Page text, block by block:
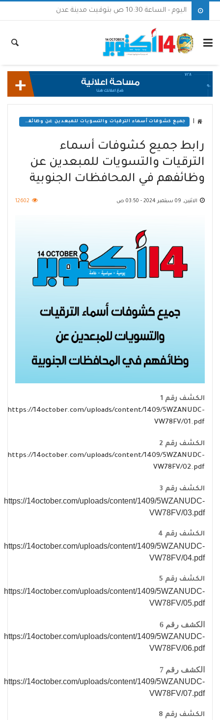
اليوم - الساعة 10:30 ص بتوقيت مدينة عدن
جميع كشوفات أسماء الترقيات والتسويات للمبعدين عن وظائفهم في المحافظات الجنوبية
رابط جميع كشوفات أسماء
الترقيات والتسويات للمبعدين عن
وظائفهم في المحافظات الجنوبية
الاثنين, 09 سبتمبر 2024 - 03:50 ص 12602
الكشف رقم 1
https://14october.com/uploads/content/1409/5WZANUDC-
VW78FV/01.pdf
الكشف رقم 2
https://14october.com/uploads/content/1409/5WZANUDC-
VW78FV/02.pdf
الكشف رقم 3
https://14october.com/uploads/content/1409/5WZANUDC-
VW78FV/03.pdf
الكشف رقم 4
https://14october.com/uploads/content/1409/5WZANUDC-
VW78FV/04.pdf
الكشف رقم 5
https://14october.com/uploads/content/1409/5WZANUDC-
VW78FV/05.pdf
الكشف رقم 6
https://14october.com/uploads/content/1409/5WZANUDC-
VW78FV/06.pdf
الكشف رقم 7
https://14october.com/uploads/content/1409/5WZANUDC-
VW78FV/07.pdf
الكشف رقم 8